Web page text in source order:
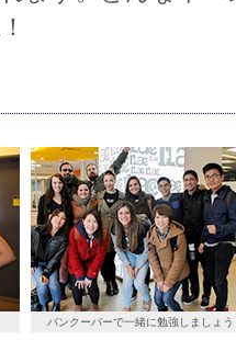
バンクーバーで一緒に勉強しましょう